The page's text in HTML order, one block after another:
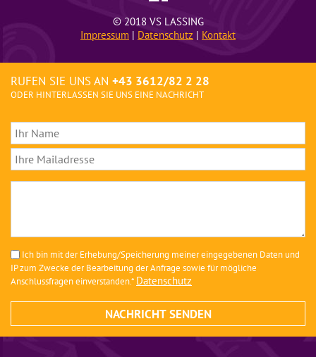
© 2018 VS LASSING
Impressum | Datenschutz | Kontakt
RUFEN SIE UNS AN +43 3612/82 2 28
ODER HINTERLASSEN SIE UNS EINE NACHRICHT
Ich bin mit der Erhebung/Speicherung meiner eingegebenen Daten und
IP zum Zwecke der Bearbeitung der Anfrage sowie für mögliche
Anschlussfragen einverstanden.* Datenschutz